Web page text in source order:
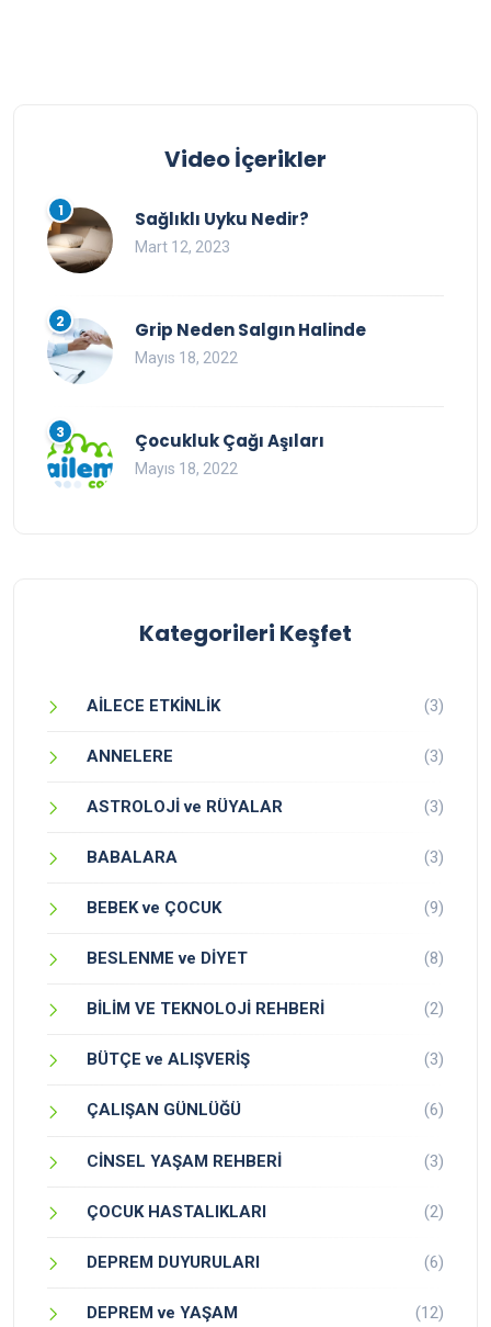
Video İçerikler
1 Sağlıklı Uyku Nedir?
Mart 12, 2023
2 Grip Neden Salgın Halinde
Mayıs 18, 2022
3 Çocukluk Çağı Aşıları
Mayıs 18, 2022
Kategorileri Keşfet
AİLECE ETKİNLİK (3)
ANNELERE (3)
ASTROLOJİ ve RÜYALAR (3)
BABALARA (3)
BEBEK ve ÇOCUK (9)
BESLENME ve DİYET (8)
BİLİM VE TEKNOLOJİ REHBERİ (2)
BÜTÇE ve ALIŞVERİŞ (3)
ÇALIŞAN GÜNLÜĞÜ (6)
CİNSEL YAŞAM REHBERİ (3)
ÇOCUK HASTALIKLARI (2)
DEPREM DUYURULARI (6)
DEPREM ve YAŞAM (12)